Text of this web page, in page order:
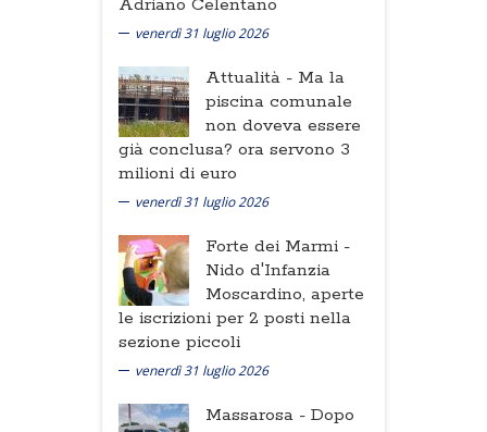
venerdì 31 luglio 2026
Attualità - Ma la
piscina comunale
non doveva essere
già conclusa? ora servono 3
milioni di euro
venerdì 31 luglio 2026
Forte dei Marmi -
Nido d'Infanzia
Moscardino, aperte
le iscrizioni per 2 posti nella
sezione piccoli
venerdì 31 luglio 2026
Massarosa - Dopo